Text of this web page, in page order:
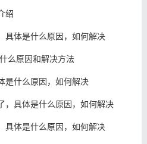
绍
具体是什么原因，如何解决
么原因和解决方法
是什么原因，如何解决
，具体是什么原因，如何解决
具体是什么原因，如何解决